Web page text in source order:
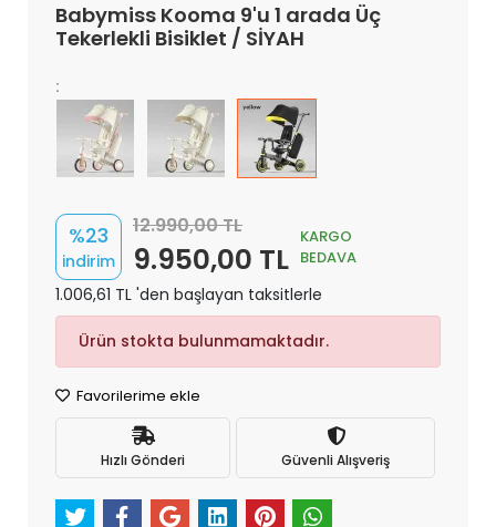
Babymiss Kooma 9'u 1 arada Üç
Tekerlekli Bisiklet / SİYAH
:
%23
indirim
12.990,00 TL
9.950,00 TL
KARGO
BEDAVA
1.006,61 TL 'den başlayan taksitlerle
Ürün stokta bulunmamaktadır.
Favorilerime ekle
Hızlı Gönderi Güvenli Alışveriş